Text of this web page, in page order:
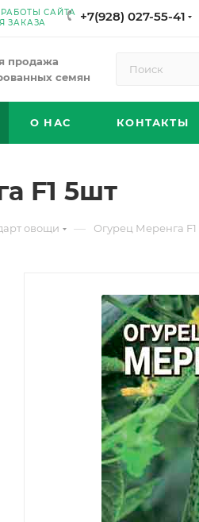
САЙТА
ЗАКАЗА
+7(928) 027-55-41
продажа
семян
О НАС КОНТАКТЫ
F1 5шт
овощи — Огурец Меренга F1